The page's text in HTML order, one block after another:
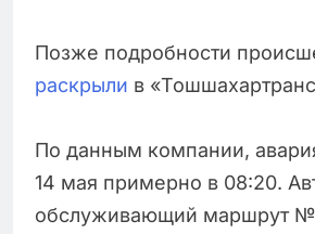
Позже подробности
раскрыли в
По данным компании,
14 мая примерно в 08:20.
обслуживающий маршрут